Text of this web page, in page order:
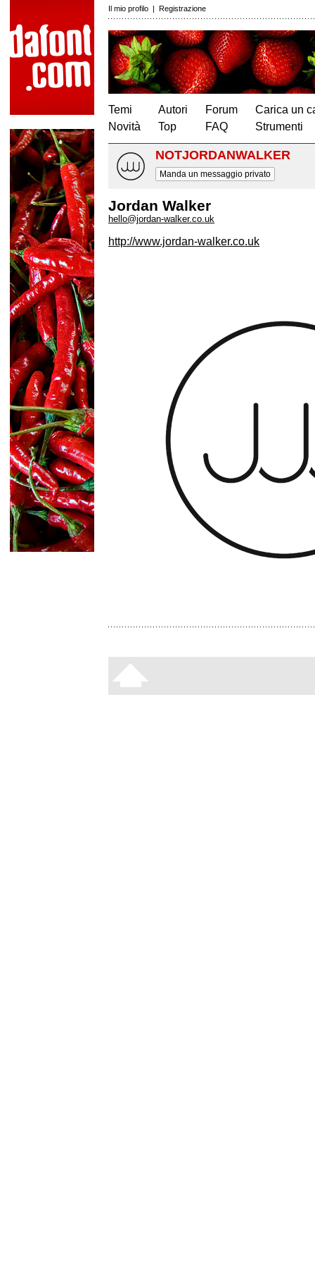
Il mio profilo | Registrazione
Temi
Novità
Autori
Top
Forum
FAQ
Carica un
Strumenti
NOTJORDANWALKER
Manda un messaggio privato
Jordan Walker
hello@jordan-walker.co.uk
http://www.jordan-walker.co.uk